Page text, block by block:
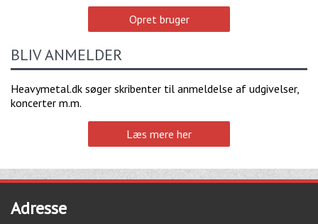
Opret bruger
BLIV ANMELDER
Heavymetal.dk søger skribenter til anmeldelse af udgivelser,
koncerter m.m.
Læs mere her
Adresse